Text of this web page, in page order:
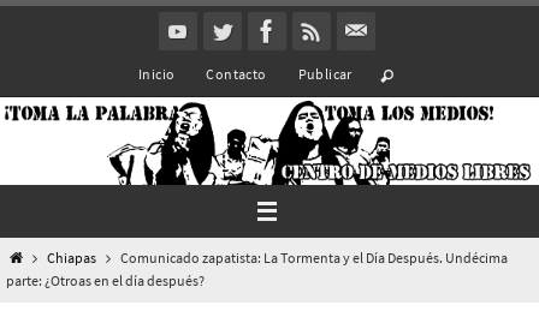
Inicio Contacto Publicar
InicioChiapas
Comunicado zapatista: La Tormenta y el Día Después. Undécima
parte: ¿Otroas en el día después?